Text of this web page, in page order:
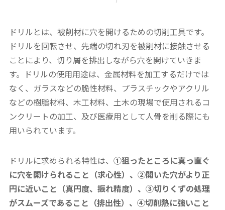
ドリルとは、被削材に穴を開けるための切削工具です。
ドリルを回転させ、先端の切れ刃を被削材に接触させる
ことにより、切り屑を排出しながら穴を開けていきま
す。ドリルの使用用途は、金属材料を加工するだけでは
なく、ガラスなどの脆性材料、プラスチックやアクリル
などの樹脂材料、木工材料、土木の現場で使用されるコ
ンクリートの加工、及び医療用として人骨を削る際にも
用いられています。
ドリルに求められる特性は、 ①狙ったところに真っ直ぐ
に穴を開けられること（求心性）、②開いた穴がより正
円に近いこと（真円度、振れ精度）、③切りくずの処理
がスムーズであること（排出性）、④切削熱に強いこと